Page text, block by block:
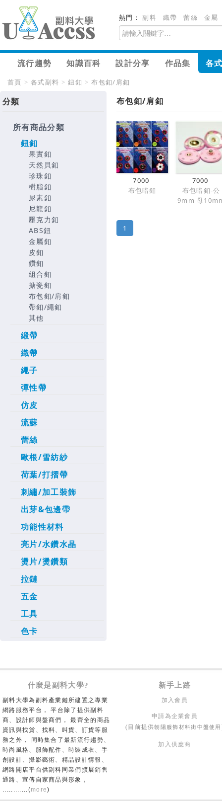
熱門：副料 織帶 蕾絲 金屬
流行趨勢 知識百科 設計分享 作品集 各
首頁 > 各式副料 > 鈕釦 > 布包釦/肩釦
分類
所有商品分類
鈕釦
果實釦
天然貝釦
珍珠釦
樹脂釦
尿素釦
尼龍釦
壓克力釦
ABS鈕
金屬釦
皮釦
鑽釦
組合釦
搪瓷釦
布包釦/肩釦
帶釦/繩釦
其他
緞帶
織帶
繩子
彈性帶
仿皮
流蘇
蕾絲
歐根/雪紡紗
荷葉/打摺帶
刺繡/加工裝飾
出芽&包邊帶
功能性材料
亮片/水鑽水晶
燙片/燙鑽類
拉鏈
五金
工具
色卡
布包釦/肩釦
7000
布包暗釦
7000
布包暗釦-公
9mm 母
1
什麼是副料大學? 新手上路
副料大學為副料產業鏈所建置之專業
網路服務平台， 平台除了提供副料
商、設計師與盤商們， 最齊全的商品
資訊與找貨、找料、叫貨、訂貨等服
務之外， 同時集合了最新流行趨勢、
時尚風格、服飾配件、時裝成衣、手
創設計、攝影藝術、精品設計情報、
網路開店平台供副料同業們擴展銷售
通路、宣傳自家商品與形象，
............(more)
加入會員
申請為企業會員
(目前提供朝陽服飾材料街中盤使用
加入供應商